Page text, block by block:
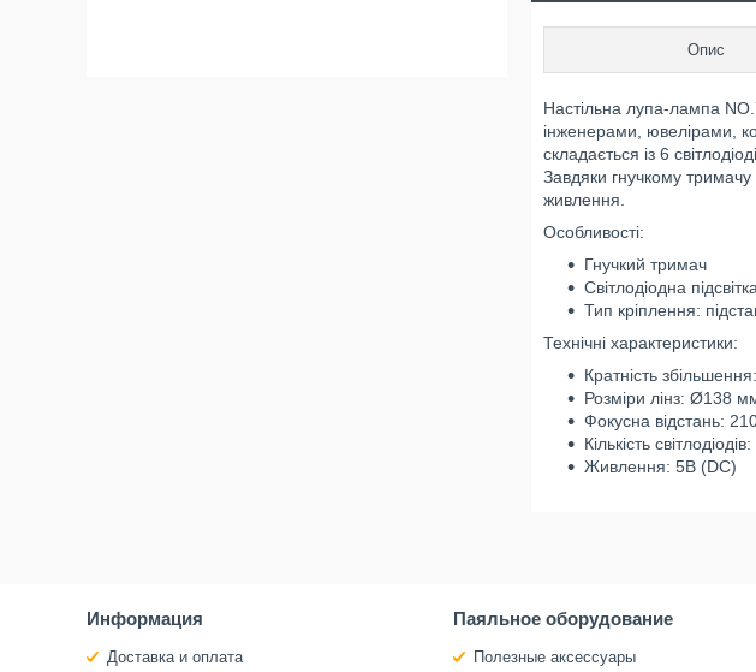
Опис
Настільна лупа-лампа
інженерами, ювелірами,
складається із 6
Завдяки гнучкому
живлення.
Особливості:
Гнучкий тримач
Світлодіодна підсвітка
Тип кріплення:
Технічні характеристики:
Кратність
Розміри лінз: Ø138
Фокусна відстань:
Кількість світлодіодів:
Живлення: 5В (DC)
Информация
Доставка и оплата
Паяльное оборудование
Полезные аксессуары